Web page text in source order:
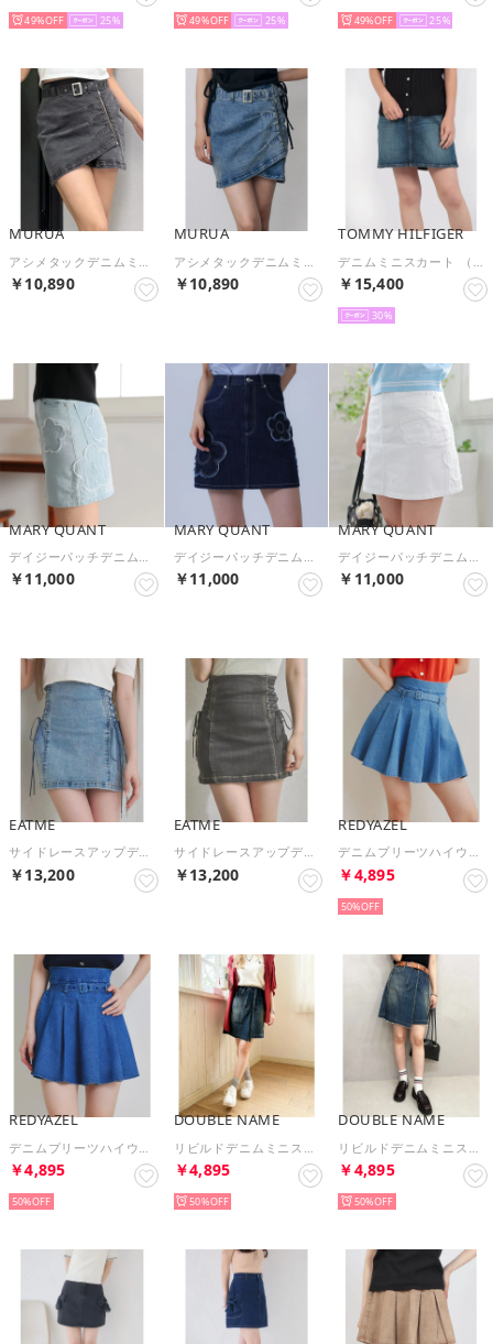
49% 25 49% 25 49% 25
MURUA
￥10,890
MURUA
￥10,890
TOMMY HILFIGER
￥15,400
30
MARY QUANT
デイジーパッチデニムミニ スカート （ブルー）
￥11,000
MARY QUANT
デイジーパッチデニムミニ スカート （ネイビー）
￥11,000
MARY QUANT
デイジーパッチデニムミニ スカート （ホワイト）
￥11,000
EATME
サイドレースアップデニムスカート （アイスブルー）
￥13,200
EATME
サイドレースアップデニムスカート （ブラック）
￥13,200
REDYAZEL
デニムプリーツハイウエストミニスカート （サックス）
￥4,895
50%
REDYAZEL
￥4,895
50%
DOUBLE NAME
￥4,895
50%
DOUBLE NAME
￥4,895
50%